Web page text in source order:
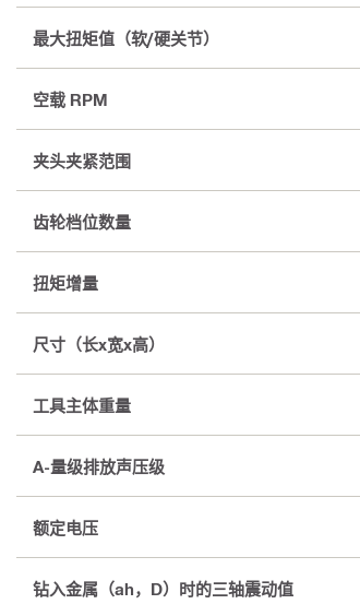
最大扭矩值（软/硬关节）
空载 RPM
夹头夹紧范围
齿轮档位数量
扭矩增量
尺寸（长x宽x高）
工具主体重量
A-量级排放声压级
额定电压
钻入金属（ah，D）时的三轴震动值